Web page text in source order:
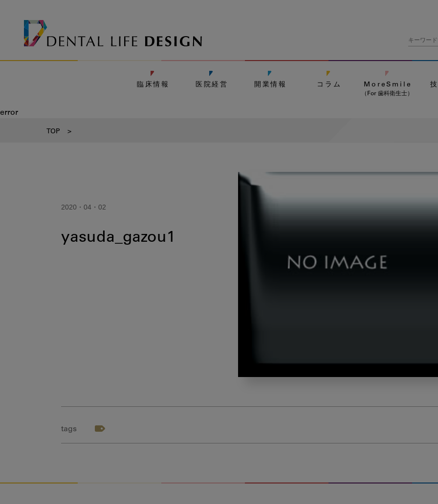
臨床情報 医院経営 開業情報 コラム MoreSmile
（For 歯科衛生士）
error
TOP >
2020・04・02
yasuda_gazou1
tags